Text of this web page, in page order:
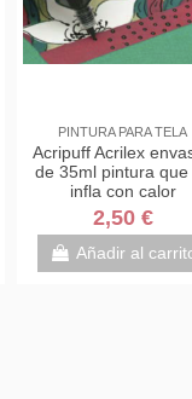
PINTURA PARA TELA
Acripuff Acrilex
de 35ml pintura que
infla con calor
2,50 €
Añadir al